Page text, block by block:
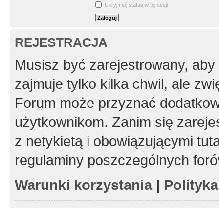
Ukryj mój status w tej sesji
REJESTRACJA
Musisz być zarejestrowany,
zajmuje tylko kilka chwil, ale
Forum może przyznać
użytkownikom. Zanim się
z netykietą i obowiązującymi
regulaminy poszczególnych
Warunki korzystania|